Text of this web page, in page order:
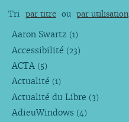
Tri par titre ou par utilisation
Aaron Swartz (1)
Accessibilité (23)
ACTA (5)
Actualité (1)
Actualité du Libre (3)
AdieuWindows (4)